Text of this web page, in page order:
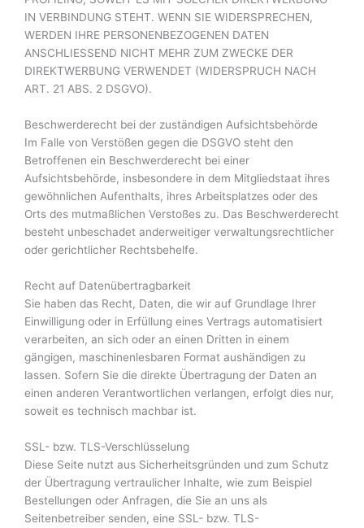
IN VERBINDUNG STEHT. WENN SIE WIDERSPRECHEN,
WERDEN IHRE PERSONENBEZOGENEN DATEN
ANSCHLIESSEND NICHT MEHR ZUM ZWECKE DER
DIREKTWERBUNG VERWENDET (WIDERSPRUCH NACH
ART. 21 ABS. 2 DSGVO).
Beschwerderecht bei der zuständigen Aufsichtsbehörde
Im Falle von Verstößen gegen die DSGVO steht den
Betroffenen ein Beschwerderecht bei einer
Aufsichtsbehörde, insbesondere in dem Mitgliedstaat ihres
gewöhnlichen Aufenthalts, ihres Arbeitsplatzes oder des
Orts des mutmaßlichen Verstoßes zu. Das Beschwerderecht
besteht unbeschadet anderweitiger verwaltungsrechtlicher
oder gerichtlicher Rechtsbehelfe.
Recht auf Datenübertragbarkeit
Sie haben das Recht, Daten, die wir auf Grundlage Ihrer
Einwilligung oder in Erfüllung eines Vertrags automatisiert
verarbeiten, an sich oder an einen Dritten in einem
gängigen, maschinenlesbaren Format aushändigen zu
lassen. Sofern Sie die direkte Übertragung der Daten an
einen anderen Verantwortlichen verlangen, erfolgt dies nur,
soweit es technisch machbar ist.
SSL- bzw. TLS-Verschlüsselung
Diese Seite nutzt aus Sicherheitsgründen und zum Schutz
der Übertragung vertraulicher Inhalte, wie zum Beispiel
Bestellungen oder Anfragen, die Sie an uns als
Seitenbetreiber senden, eine SSL- bzw. TLS-